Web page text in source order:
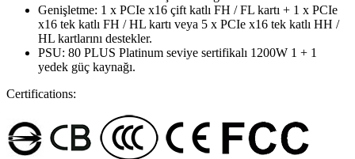
Genişletme: 1 x PCIe x16 çift katlı FH / FL kartı + 1 x PCIe
x16 tek katlı FH / HL kartı veya 5 x PCIe x16 tek katlı HH /
HL kartlarını destekler.
PSU: 80 PLUS Platinum seviye sertifikalı 1200W 1 + 1
yedek güç kaynağı.
Certifications: